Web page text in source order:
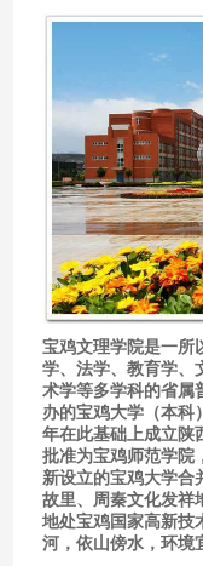
宝鸡文理学院是一所
学、法学、教育学、
术学等多学科的省属
办的宝鸡大学（本科
年在此基础上成立陕
批准为宝鸡师范学院
新设立的宝鸡大学合
故里、周秦文化发
地处宝鸡国家高新技
河，依山傍水，环境